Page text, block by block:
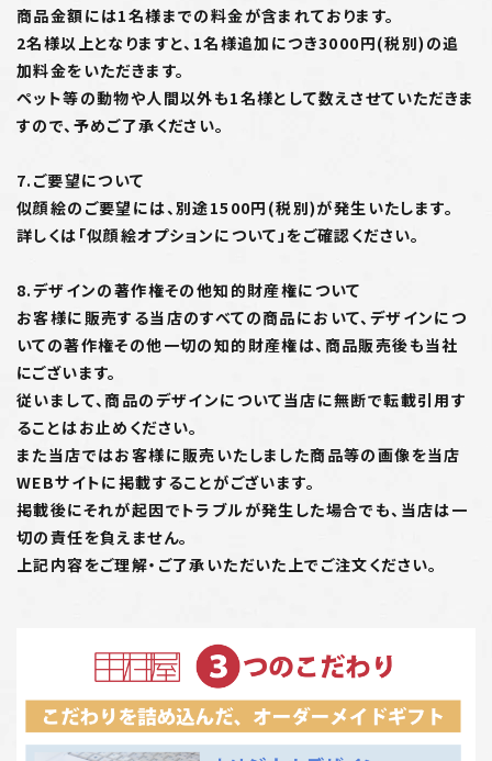
商品金額には1名様までの料金が含まれております。
2名様以上となりますと、1名様追加につき3000円(税別)の追
加料金をいただきます。
ペット等の動物や人間以外も1名様として数えさせていただきま
すので、予めご了承ください。
7.ご要望について
似顔絵のご要望には、別途1500円(税別)が発生いたします。
詳しくは「似顔絵オプションについて」をご確認ください。
8.デザインの著作権その他知的財産権について
お客様に販売する当店のすべての商品において、デザインにつ
いての著作権その他一切の知的財産権は、商品販売後も当社
にございます。
従いまして、商品のデザインについて当店に無断で転載引用す
ることはお止めください。
また当店ではお客様に販売いたしました商品等の画像を当店
WEBサイトに掲載することがございます。
掲載後にそれが起因でトラブルが発生した場合でも、当店は一
切の責任を負えません。
上記内容をご理解・ご了承いただいた上でご注文ください。